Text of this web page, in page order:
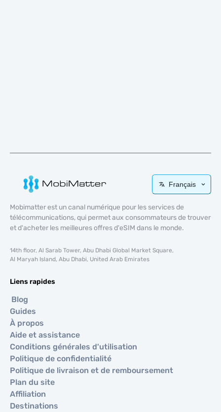
Français
Mobimatter est un canal numérique pour les services de
télécommunications, qui permet aux consommateurs de trouver
et d'acheter les meilleures offres d'eSIM dans le monde.
14th floor, Al Sarab Tower, Abu Dhabi Global Market Square,
Al Maryah Island, Abu Dhabi, United Arab Emirates
Liens rapides
Blog
Guides
À propos
Aide et assistance
Conditions générales d'utilisation
Politique de confidentialité
Politique de livraison et de remboursement
Plan du site
Affiliation
Destinations